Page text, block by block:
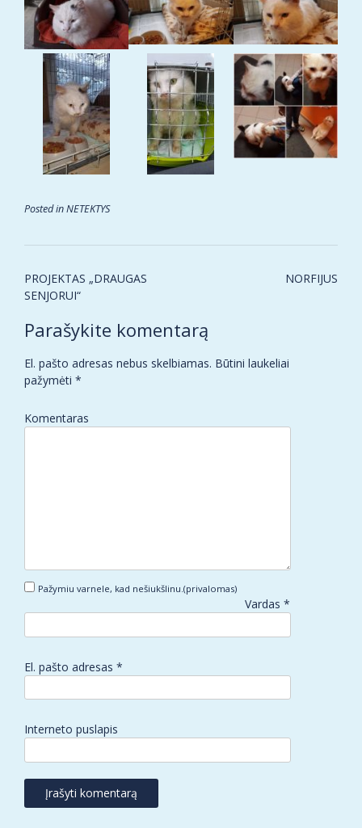
Posted inNETEKTYS
Post
navigation
PROJEKTAS „DRAUGAS
SENJORUI“
NORFIJUS
Parašykite komentarą
El. pašto adresas nebus skelbiamas. Būtini laukeliai
pažymėti *
Komentaras
Pažymiu varnele, kad nešiukšlinu.(privalomas)
Vardas *
El. pašto adresas *
Interneto puslapis